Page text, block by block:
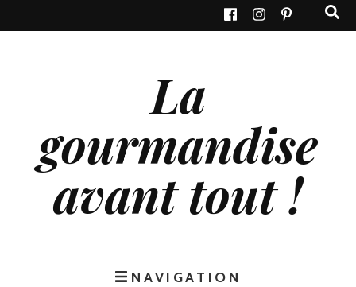
La
gourmandise
avant tout !
NAVIGATION